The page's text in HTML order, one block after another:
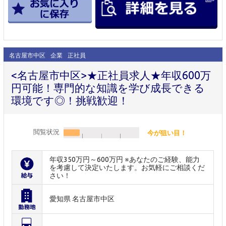
名古屋市中区 企業 正社員
<名古屋市中区>★正社員求人★年収600万
円可能！専門的な知識を学び成長できる
環境です◎！挑戦歓迎！
閲覧状況 今が狙い目！
年収350万円～600万円 ※あなたのご経験、能力
を考慮して決定いたします。お気軽にご相談くだ
さい！
愛知県 名古屋市中区